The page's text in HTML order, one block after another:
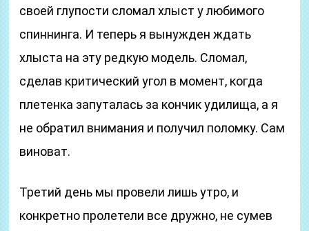
своей глупости сломал хлыст у любимого
спиннинга. И теперь я вынужден ждать
хлыста на эту редкую модель. Сломал,
сделав критический угол в момент, когда
плетенка запуталась за кончик удилища, а я
не обратил внимания и получил поломку. Сам
виноват.
Третий день мы провели лишь утро, и
конкретно пролетели все дружно, не сумев